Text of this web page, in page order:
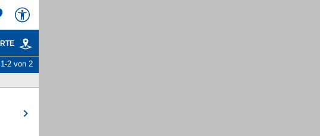
2 von 2